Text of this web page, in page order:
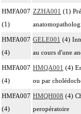
HMFA007
(1)
ZZHA001 (1)
HMFA007
(4)
GELE001 (4)
au cours d'une
HMFA007
(4)
HMQA001 (4)
ou par
HMFA007
(4)
HMQH008 (4)
peropératoire